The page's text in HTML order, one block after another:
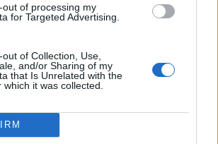
out of processing my
for Targeted Advertising.
of Collection, Use,
and/or Sharing of my
that Is Unrelated with the
it was collected.
στηρίζει τους συνδρομητές της στο
ΓΡΊΒΑΣ 31 Ιουλίου, 2026